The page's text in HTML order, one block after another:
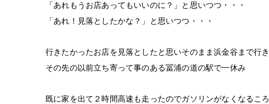
「あれもうお店あってもいいのに？」と思いつつ・・・
「あれ！見落としたかな？」と思いつつ・・・
行きたかったお店を見落としたと思いそのまま浜金谷まで行き
その先の以前立ち寄って事のある冨浦の道の駅で一休み
既に家を出て２時間高速も走ったのでガソリンがなくなるころ